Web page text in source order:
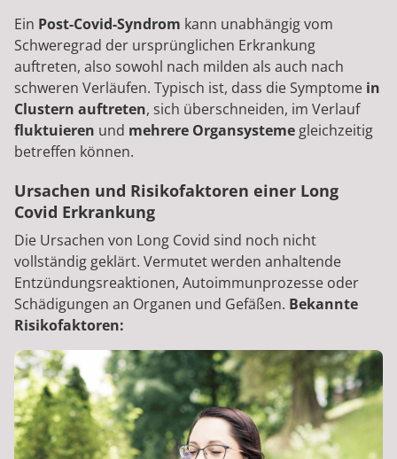
Ein Post-Covid-Syndrom kann unabhängig vom
Schweregrad der ursprünglichen Erkrankung
auftreten, also sowohl nach milden als auch nach
schweren Verläufen. Typisch ist, dass die Symptome in
Clustern auftreten, sich überschneiden, im Verlauf
fluktuieren und mehrere Organsysteme gleichzeitig
betreffen können.
Ursachen und Risikofaktoren einer Long
Covid Erkrankung
Die Ursachen von Long Covid sind noch nicht
vollständig geklärt. Vermutet werden anhaltende
Entzündungsreaktionen, Autoimmunprozesse oder
Schädigungen an Organen und Gefäßen. Bekannte
Risikofaktoren: